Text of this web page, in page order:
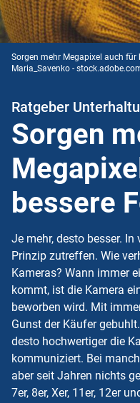
Sorgen mehr Megapixel auch für
Maria_Savenko -
Ratgeber
Sorgen
bessere
Je mehr, desto besser.
Prinzip zutreffen. Wie
Kameras? Wann immer
kommt, ist die Kamera
beworben wird. Mit
Gunst der Käufer
desto hochwertiger die
kommuniziert. Bei
aber seit Jahren nichts
7er, 8er, Xer, 11er, 12er